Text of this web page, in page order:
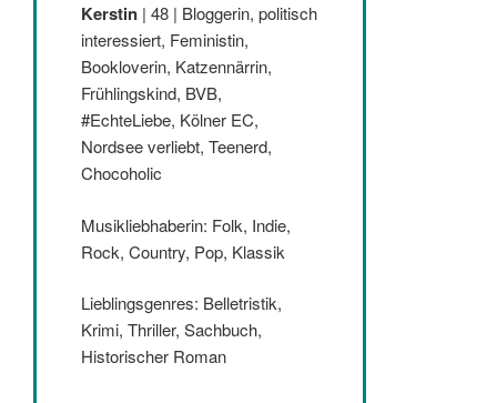
Kerstin | 48 | Bloggerin, politisch
interessiert, Feministin,
Bookloverin, Katzennärrin,
Frühlingskind, BVB,
#EchteLiebe, Kölner EC,
Nordsee verliebt, Teenerd,
Chocoholic
Musikliebhaberin: Folk, Indie,
Rock, Country, Pop, Klassik
Lieblingsgenres: Belletristik,
Krimi, Thriller, Sachbuch,
Historischer Roman